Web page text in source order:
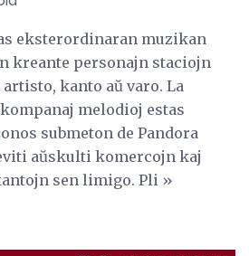
eksterordinaran muzikan
kreante personajn staciojn
kanto aŭ varo. La
melodioj estas
submeton de Pandora
aŭskulti komercojn kaj
sen limigo. Pli »